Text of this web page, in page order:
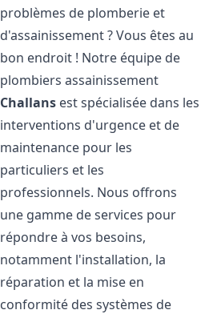
problèmes de plomberie et
d'assainissement ? Vous êtes au
bon endroit ! Notre équipe de
plombiers assainissement
Challans est spécialisée dans les
interventions d'urgence et de
maintenance pour les
particuliers et les
professionnels. Nous offrons
une gamme de services pour
répondre à vos besoins,
notamment l'installation, la
réparation et la mise en
conformité des systèmes de